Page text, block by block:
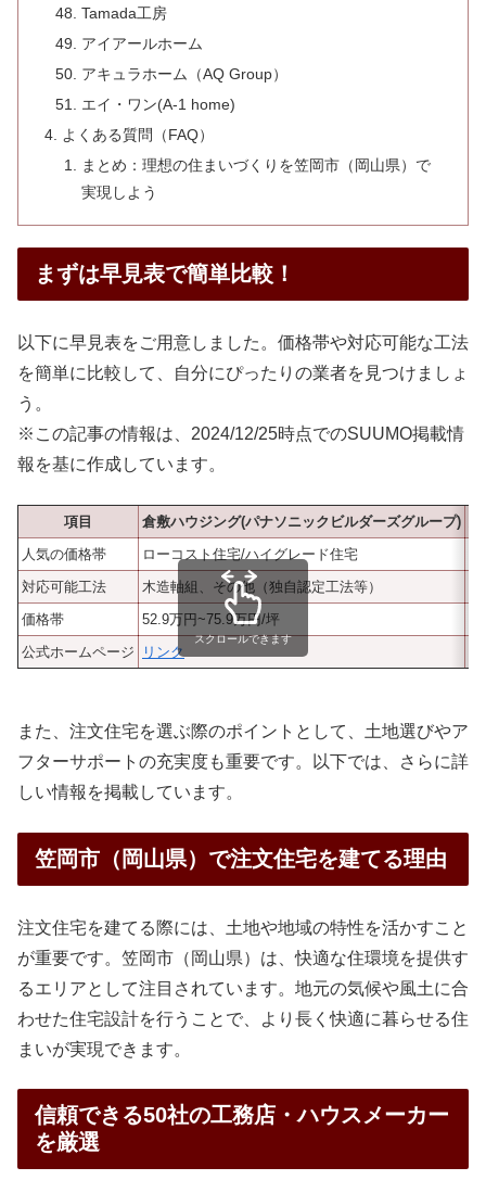
Tamada工房
アイアールホーム
アキュラホーム（AQ Group）
エイ・ワン(A-1 home)
よくある質問（FAQ）
まとめ：理想の住まいづくりを笠岡市（岡山県）で
実現しよう
まずは早見表で簡単比較！
以下に早見表をご用意しました。価格帯や対応可能な工法
を簡単に比較して、自分にぴったりの業者を見つけましょ
う。
※この記事の情報は、2024/12/25時点でのSUUMO掲載情
報を基に作成しています。
項目 倉敷ハウジング(パナソニックビルダーズグループ)
人気の価格帯
ローコスト住宅/ハイグレード住宅
対応可能工法
木造軸組、その他（独自認定工法等）
価格帯
52.9万円~75.9万円/坪
公式ホームページ
リンク
スクロールできます
また、注文住宅を選ぶ際のポイントとして、土地選びやア
フターサポートの充実度も重要です。以下では、さらに詳
しい情報を掲載しています。
笠岡市（岡山県）で注文住宅を建てる理由
注文住宅を建てる際には、土地や地域の特性を活かすこと
が重要です。笠岡市（岡山県）は、快適な住環境を提供す
るエリアとして注目されています。地元の気候や風土に合
わせた住宅設計を行うことで、より長く快適に暮らせる住
まいが実現できます。
信頼できる50社の工務店・ハウスメーカー
を厳選